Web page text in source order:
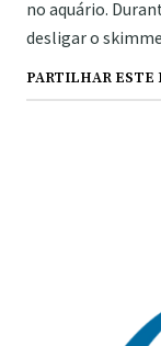
no aquário.
desligar o
PARTILHAR ESTE